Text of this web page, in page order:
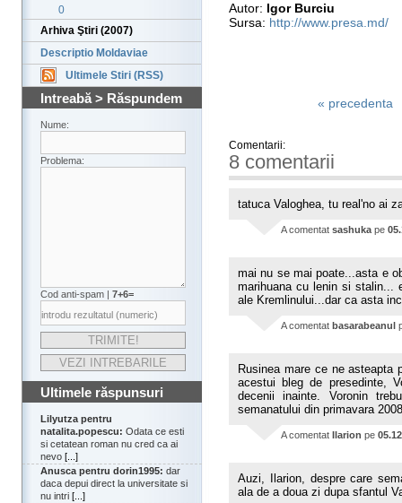
0
Arhiva Ştiri (2007)
Descriptio Moldaviae
Ultimele Stiri (RSS)
Intreabă > Răspundem
Nume:
Problema:
Cod anti-spam | 7+6=
Ultimele răspunsuri
Lilyutza pentru
natalita.popescu: Odata ce esti
si cetatean roman nu cred ca ai
nevo [...]
Anusca pentru dorin1995: dar
daca depui direct la universitate si
nu intri [...]
Autor: Igor Burciu
Sursa: http://www.presa.md/
« precedenta
Comentarii:
8 comentarii
tatuca Valoghea, tu real'no ai
A comentat sashuka pe
mai nu se mai poate...asta e
marihuana cu lenin si stalin...
ale Kremlinului...dar ca asta
A comentat basarabeanul
Rusinea mare ce ne asteapta
acestui bleg de presedinte,
decenii inainte. Voronin
semanatului din primavara
A comentat Ilarion pe
Auzi, Ilarion, despre care
ala de a doua zi dupa sfantul